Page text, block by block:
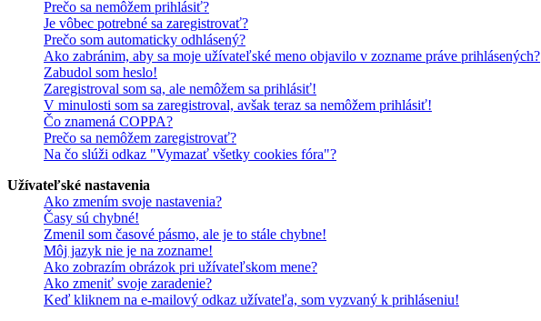
Prečo sa nemôžem prihlásiť?
Je vôbec potrebné sa zaregistrovať?
Prečo som automaticky odhlásený?
Ako zabránim, aby sa moje užívateľské meno objavilo v zozname práve prihlásených?
Zabudol som heslo!
Zaregistroval som sa, ale nemôžem sa prihlásiť!
V minulosti som sa zaregistroval, avšak teraz sa nemôžem prihlásiť!
Čo znamená COPPA?
Prečo sa nemôžem zaregistrovať?
Na čo slúži odkaz "Vymazať všetky cookies fóra"?
Užívateľské nastavenia
Ako zmením svoje nastavenia?
Časy sú chybné!
Zmenil som časové pásmo, ale je to stále chybne!
Môj jazyk nie je na zozname!
Ako zobrazím obrázok pri užívateľskom mene?
Ako zmeniť svoje zaradenie?
Keď kliknem na e-mailový odkaz užívateľa, som vyzvaný k prihláseniu!